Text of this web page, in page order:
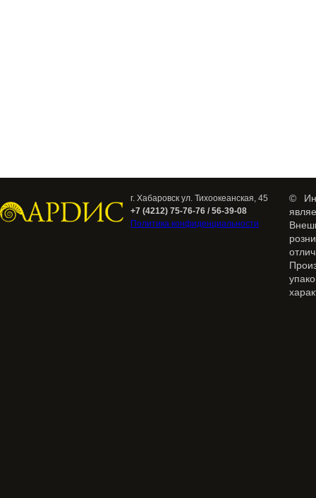
г. Хабаровск ул. Тихоокеанская, 45
+7 (4212) 75-76-76 / 56-39-08
Политика конфиденциальности
©